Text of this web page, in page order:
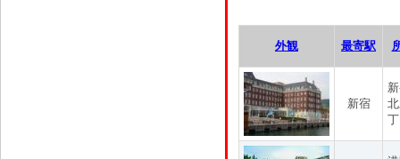
外観 最寄駅
新宿